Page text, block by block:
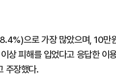
으로 가장 많았으며, 10
상 피해를 입었다고 응답한
주장했다.